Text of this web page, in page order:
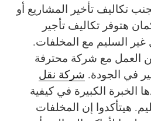
تكاليف تأخير المشاريع أو
هتوفر تكاليف تأجير
السليم مع المخلفات.
العمل مع شركة محترفة
في الجودة. شركة نقل
الخبرة الكبيرة في كيفية
هيتأكدوا إن المخلفات